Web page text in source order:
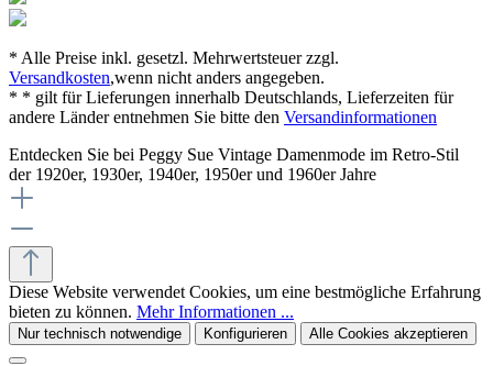
* Alle Preise inkl. gesetzl. Mehrwertsteuer zzgl.
Versandkosten,wenn nicht anders angegeben.
* * gilt für Lieferungen innerhalb Deutschlands, Lieferzeiten für
andere Länder entnehmen Sie bitte den Versandinformationen
Entdecken Sie bei Peggy Sue Vintage Damenmode im Retro-Stil
der 1920er, 1930er, 1940er, 1950er und 1960er Jahre
Diese Website verwendet Cookies, um eine bestmögliche Erfahrung
bieten zu können. Mehr Informationen ...
Nur technisch notwendige Konfigurieren Alle Cookies akzeptieren